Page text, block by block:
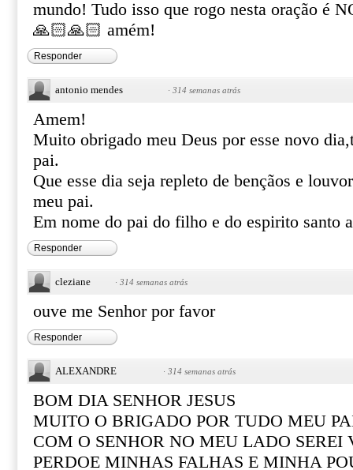
mundo! Tudo isso que rogo nesta oração é
🙏🏻🙏🏻 amém!
Responder
antonio mendes · 314 semanas atrás
Amem!
Muito obrigado meu Deus por esse novo
pai.
Que esse dia seja repleto de bençãos e
meu pai.
Em nome do pai do filho e do espirito santo
Responder
cleziane · 314 semanas atrás
ouve me Senhor por favor
Responder
ALEXANDRE · 314 semanas atrás
BOM DIA SENHOR JESUS
MUITO O BRIGADO POR TUDO MEU
COM O SENHOR NO MEU LADO SEREI
PERDOE MINHAS FALHAS E MINHA